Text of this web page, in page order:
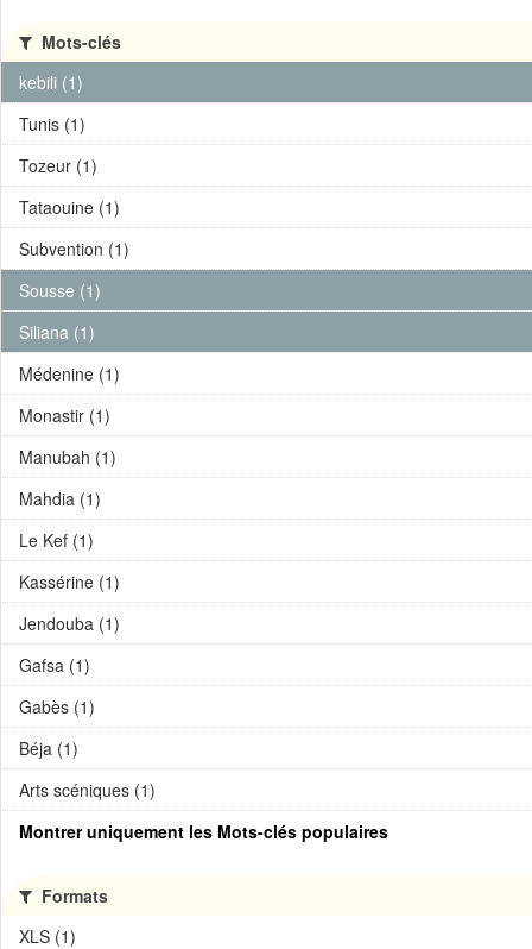
Mots-clés
kebili (1)
Tunis (1)
Tozeur (1)
Tataouine (1)
Subvention (1)
Sousse (1)
Siliana (1)
Médenine (1)
Monastir (1)
Manubah (1)
Mahdia (1)
Le Kef (1)
Kassérine (1)
Jendouba (1)
Gafsa (1)
Gabès (1)
Béja (1)
Arts scéniques (1)
Montrer uniquement les Mots-clés populaires
Formats
XLS (1)